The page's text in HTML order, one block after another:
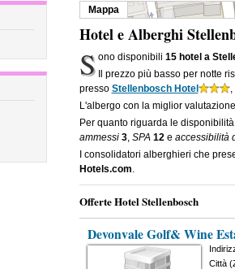
Mappa
Hotel e Alberghi
S ono disponibili15 hotel a
Il prezzo più basso per notte
presso Stellenbosch Hotel
,
L'albergo con la miglior
Per quanto riguarda le
ammessi 3, SPA 12e accessibilità
I consolidatori alberghieri che
Hotels.com.
Offerte Hotel Stellenbosch
Devonvale Golf& Wine
Città